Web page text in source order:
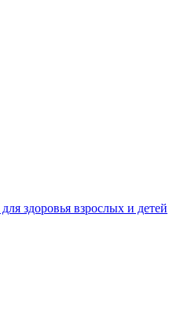
здоровья взрослых и детей